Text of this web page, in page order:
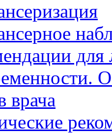
для
врача